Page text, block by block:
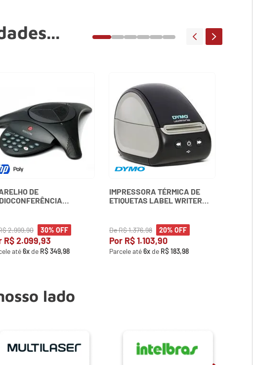
DE
2.999,90 30% OFF
R$2.099,93
até6x de R$349,98
IMPRESSORA TÉRMICA DE
ETIQUETAS LABEL WRITER
DeR$1.376,98 20% OFF
Por R$1.103,90
Parcele até6x de R$183,98
lado